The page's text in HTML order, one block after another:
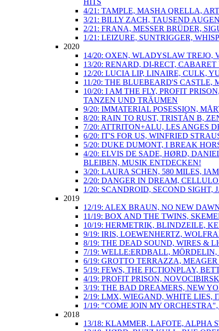
4/21: TAMPLE, MASHA QRELLA,
3/21: BILLY ZACH, TAUSEND
2/21: FRANA, MESSER BRÜDER,
1/21: LEIZURE, SUNTRIGGER,
2020
14/20: OXEN, WLADYSLAW TREJO,
13/20: RENARD, DI-RECT,
12/20: LUCIA LIP, LINAIRE, CULK,
11/20: THE BLUEBEARD'S
10/20: I AM THE FLY, PROFIT
TANZEN UND TRÄUMEN
9/20: IMMATERIAL POSESSION,
8/20: RAIN TO RUST, TRISTÁN B,
7/20: ATTRITON+ALU, LES ANGES
6/20: IT'S FOR US, WINFRIED
5/20: DUKE DUMONT, I BREAK
4/20: ELVIS DE SADE, HØRD,
BLEIBEN, MUSIK ENTDECKEN!
3/20: LAURA SCHEN, 580 MILES,
2/20: DANGER IN DREAM,
1/20: SCANDROID, SECOND
2019
12/19: ALEX BRAUN, NO NEW
11/19: BOX AND THE TWINS,
10/19: HERMETRIK, BLINDZEILE,
9/19: IRIS, LOEWENHERTZ,
8/19: THE DEAD SOUND, WIRES &
7/19: WELLE:ERDBALL,
6/19: GROTTO TERRAZZA,
5/19: FEWS, THE FICTIONPLAY,
4/19: PROFIT PRISON,
3/19: THE BAD DREAMERS, NEW
2/19: LMX, WIEGAND, WHITE LIES,
1/19: "COME JOIN MY
2018
13/18: KLAMMER, LAFOTE,